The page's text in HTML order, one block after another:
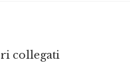
collegati